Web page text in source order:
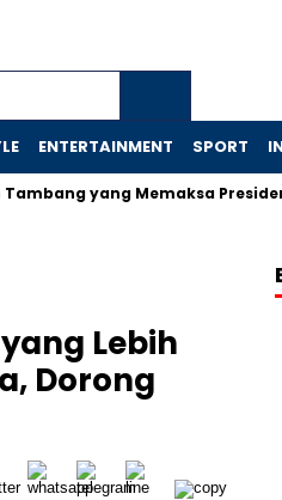
ENTERTAINMENT SPORT
yang Memaksa Presiden
Lebih
Dorong